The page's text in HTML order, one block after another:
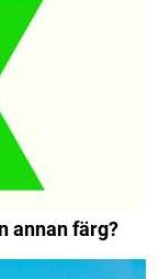
annan färg?